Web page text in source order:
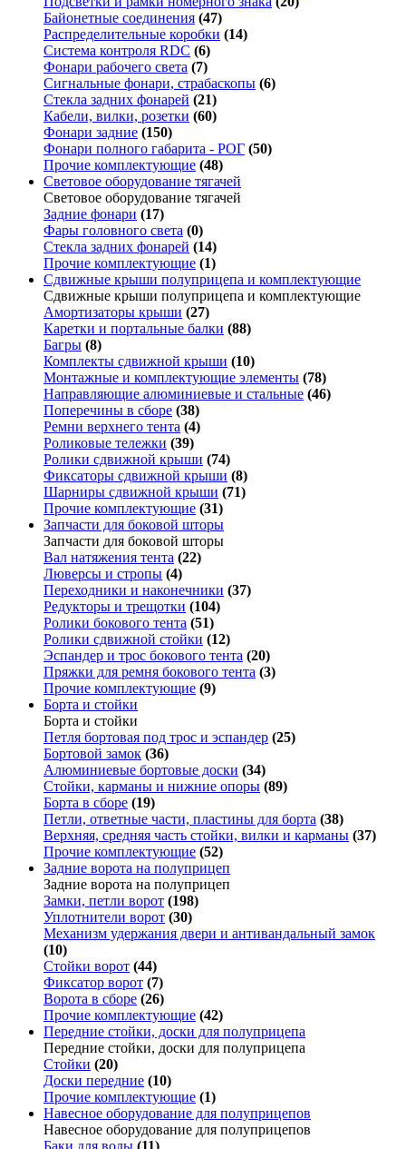
Байонетные соединения (47)
Распределительные коробки (14)
Система контроля RDC (6)
Фонари рабочего света (7)
Сигнальные фонари, страбаскопы (6)
Стекла задних фонарей (21)
Кабели, вилки, розетки (60)
Фонари задние (150)
Фонари полного габарита - РОГ (50)
Прочие комплектующие (48)
Световое оборудование тягачей
Световое оборудование тягачей
Задние фонари (17)
Фары головного света (0)
Стекла задних фонарей (14)
Прочие комплектующие (1)
Сдвижные крыши полуприцепа и комплектующие
Сдвижные крыши полуприцепа и комплектующие
Амортизаторы крыши (27)
Каретки и портальные балки (88)
Багры (8)
Комплекты сдвижной крыши (10)
Монтажные и комплектующие элементы (78)
Направляющие алюминиевые и стальные (46)
Поперечины в сборе (38)
Ремни верхнего тента (4)
Роликовые тележки (39)
Ролики сдвижной крыши (74)
Фиксаторы сдвижной крыши (8)
Шарниры сдвижной крыши (71)
Прочие комплектующие (31)
Запчасти для боковой шторы
Запчасти для боковой шторы
Вал натяжения тента (22)
Люверсы и стропы (4)
Переходники и наконечники (37)
Редукторы и трещотки (104)
Ролики бокового тента (51)
Ролики сдвижной стойки (12)
Эспандер и трос бокового тента (20)
Пряжки для ремня бокового тента (3)
Прочие комплектующие (9)
Борта и стойки
Борта и стойки
Петля бортовая под трос и эспандер (25)
Бортовой замок (36)
Алюминиевые бортовые доски (34)
Стойки, карманы и нижние опоры (89)
Борта в сборе (19)
Петли, ответные части, пластины для борта (38)
Верхняя, средняя часть стойки, вилки и карманы (37)
Прочие комплектующие (52)
Задние ворота на полуприцеп
Задние ворота на полуприцеп
Замки, петли ворот (198)
Уплотнители ворот (30)
Механизм удержания двери и антивандальный замок
(10)
Стойки ворот (44)
Фиксатор ворот (7)
Ворота в сборе (26)
Прочие комплектующие (42)
Передние стойки, доски для полуприцепа
Передние стойки, доски для полуприцепа
Стойки (20)
Доски передние (10)
Прочие комплектующие (1)
Навесное оборудование для полуприцепов
Навесное оборудование для полуприцепов
Баки для воды (11)